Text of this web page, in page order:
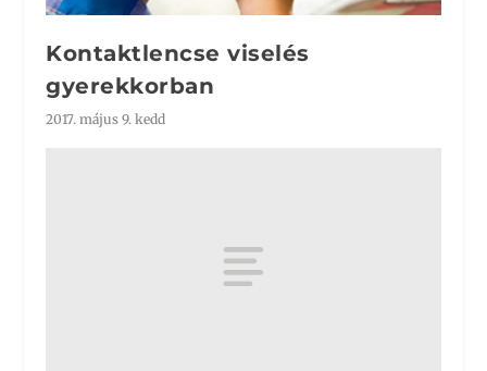
Kontaktlencse viselés
gyerekkorban
2017. május 9. kedd